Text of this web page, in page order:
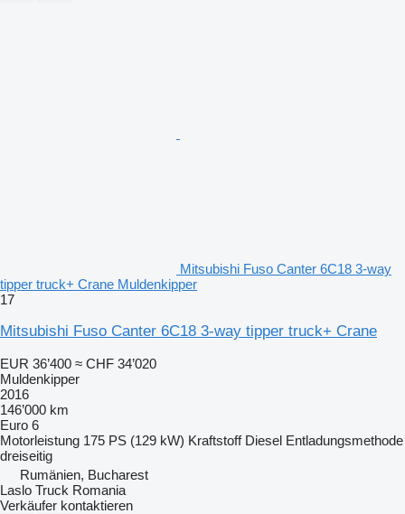
Mitsubishi Fuso Canter 6C18 3-way
tipper truck+ Crane Muldenkipper
17
Mitsubishi Fuso Canter 6C18 3-way tipper truck+ Crane
EUR 36’400 ≈ CHF 34’020
Muldenkipper
2016
146’000 km
Euro 6
Motorleistung 175 PS (129 kW) Kraftstoff Diesel Entladungsmethode
dreiseitig
Rumänien, Bucharest
Laslo Truck Romania
Verkäufer kontaktieren